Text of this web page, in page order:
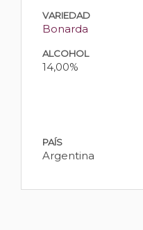
VARIEDAD
Bonarda
ALCOHOL
14,00%
PAÍS
Argentina